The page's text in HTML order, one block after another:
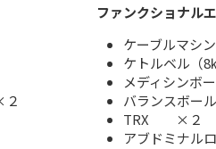
ファンクショナル
ケーブルマシ
ケトルベル（8
メディシンボ
バランス
TRX ×２
アブドミナル